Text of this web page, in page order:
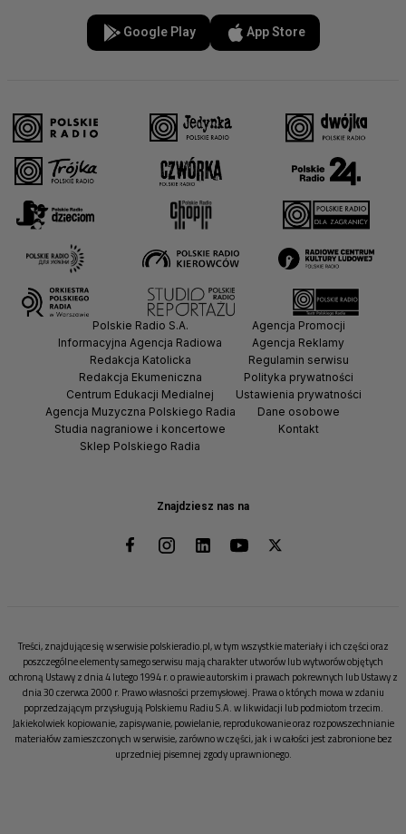
Google Play App Store
Znajdziesz nas na
Polskie Radio S.A.
Informacyjna Agencja Radiowa
Redakcja Katolicka
Redakcja Ekumeniczna
Centrum Edukacji Medialnej
Agencja Muzyczna Polskiego Radia
Studia nagraniowe i koncertowe
Sklep Polskiego Radia
Agencja Promocji
Agencja Reklamy
Regulamin serwisu
Polityka prywatności
Ustawienia prywatności
Dane osobowe
Kontakt
Treści, znajdujące się w serwisie polskieradio.pl, w tym wszystkie materiały i ich części oraz
poszczególne elementy samego serwisu mają charakter utworów lub wytworów objętych
ochroną Ustawy z dnia 4 lutego 1994 r. o prawie autorskim i prawach pokrewnych lub Ustawy z
dnia 30 czerwca 2000 r. Prawo własności przemysłowej. Prawa o których mowa w zdaniu
poprzedzającym przysługują Polskiemu Radiu S.A. w likwidacji lub podmiotom trzecim.
Jakiekolwiek kopiowanie, zapisywanie, powielanie, reprodukowanie oraz rozpowszechnianie
materiałów zamieszczonych w serwisie, zarówno w części, jak i w całości jest zabronione bez
uprzedniej pisemnej zgody uprawnionego.